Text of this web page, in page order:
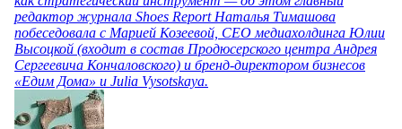
редактор журнала Shoes Report Наталья Тимашова
побеседовала с Марией Козеевой, СЕО медиахолдинга Юлии
Высоцкой (входит в состав Продюсерского центра Андрея
Сергеевича Кончаловского) и бренд-директором бизнесов
«Едим Дома» и Julia Vysotskaya.